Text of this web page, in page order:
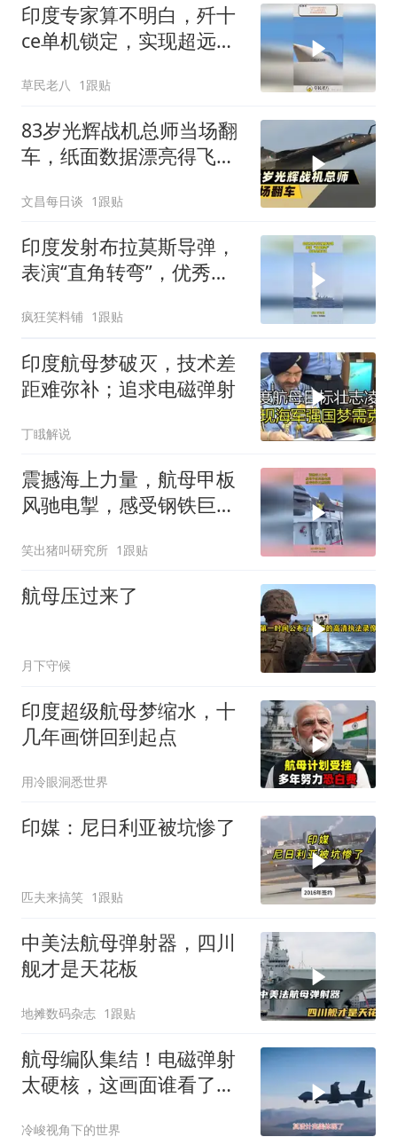
印度专家算不明白，歼十
ce单机锁定，实现超远距
草民老八 1跟贴
83岁光辉战机总师当场翻
车，纸面数据漂亮得飞不
文昌每日谈 1跟贴
印度发射布拉莫斯导弹，
表演“直角转弯”，优秀必
疯狂笑料铺 1跟贴
印度航母梦破灭，技术差
距难弥补；追求电磁弹射
丁睋解说
震撼海上力量，航母甲板
风驰电掣，感受钢铁巨鹰
笑出猪叫研究所 1跟贴
航母压过来了
月下守候
印度超级航母梦缩水，十
几年画饼回到起点
用冷眼洞悉世界
印媒：尼日利亚被坑惨了
匹夫来搞笑 1跟贴
中美法航母弹射器，四川
舰才是天花板
地摊数码杂志 1跟贴
航母编队集结！电磁弹射
太硬核，这画面谁看了不
冷峻视角下的世界